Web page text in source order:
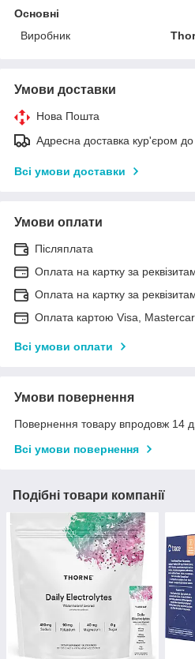
Основні
Виробник
Умови доставки
Нова Пошта
Адресна доставка кур'єром
Всі умови доставки
Умови оплати
Післяплата
Оплата на картку за
Оплата на картку за
Оплата картою Visa,
Всі умови оплати
Умови повернення
Повернення товару впродовж 14
Всі умови повернення
Подібні товари компанії